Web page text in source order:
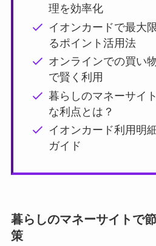
理を効率化
イオンカードで最大
るポイント活用法
オンラインでの買い
で賢く利用
暮らしのマネーサイ
な利点とは？
イオンカード利用明
ガイド
暮らしのマネーサイトで
策